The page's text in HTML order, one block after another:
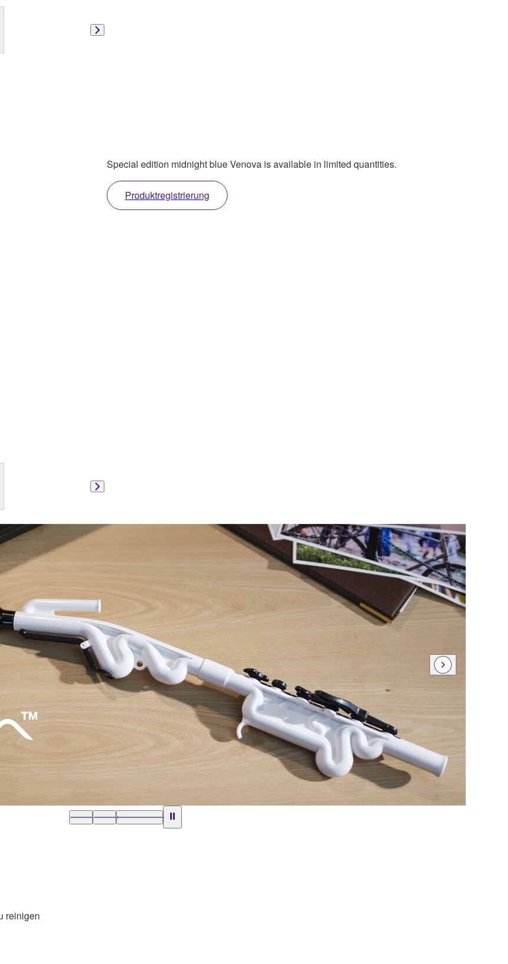
Special edition midnight blue Venova is available in limited quantities.
Produktregistrierung
reinigen